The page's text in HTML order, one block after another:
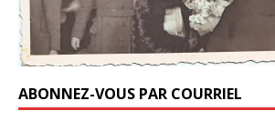
ABONNEZ-VOUS PAR COURRIEL